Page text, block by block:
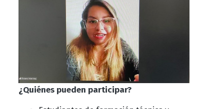
¿Quiénes pueden participar?